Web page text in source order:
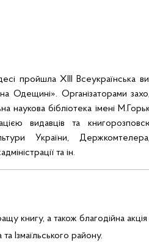
пройшла ХІІІ Всеукраїнська
на Одещині». Організаторами
наукова бібліотека імені
видавців та
України,
та ін.
книгу, а також благодійна
Ізмаїльського району.